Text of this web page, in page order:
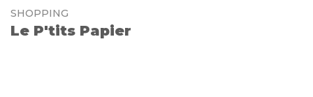
SHOPPING
Le P'tits Papier